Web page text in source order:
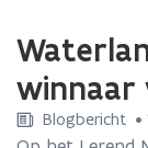
bevindt
zich
op:
winnaar
Blogbericht •